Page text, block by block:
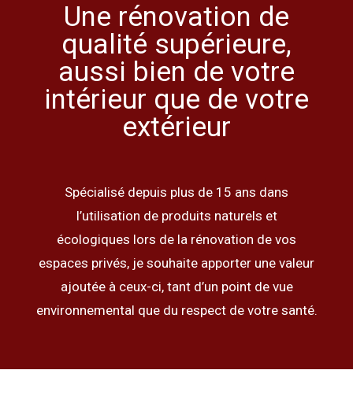
Une rénovation de
qualité supérieure,
aussi bien de votre
intérieur que de votre
extérieur
Spécialisé depuis plus de 15 ans dans
l’utilisation de produits naturels et
écologiques lors de la rénovation de vos
espaces privés, je souhaite apporter une valeur
ajoutée à ceux-ci, tant d’un point de vue
environnemental que du respect de votre santé.